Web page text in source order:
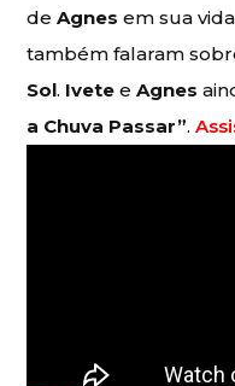
deAgnes em sua
também falaram
Sol. IveteeAgnes
a Chuva Passar”.